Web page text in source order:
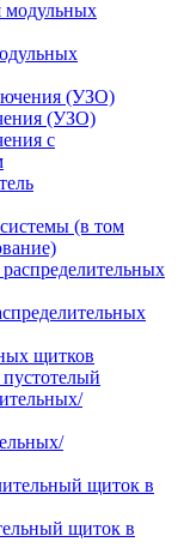
(УЗО)
с
(в том
щитков
щиток в